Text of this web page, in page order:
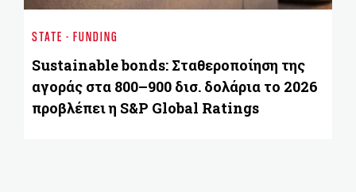
STATE - FUNDING
Sustainable bonds: Σταθεροποίηση της
αγοράς στα 800–900 δισ. δολάρια το 2026
προβλέπει η S&P Global Ratings